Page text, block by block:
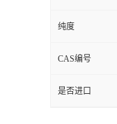
纯度
CAS编号
是否进口